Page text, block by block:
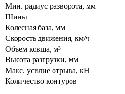
Мин. радиус разворота, мм
Шины
Колесная база, мм
Скорость движения, км/ч
Объем ковша, м³
Высота разгрузки, мм
Макс. усилие отрыва, кН
Количество контуров